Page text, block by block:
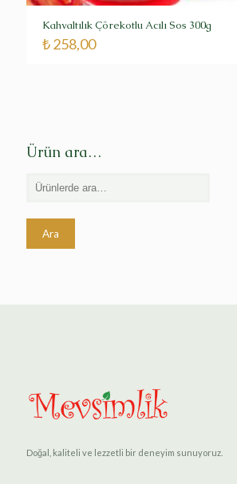
Kahvaltılık Çörekotlu Acılı Sos 300g
₺258,00
Ürün ara…
Ara
Doğal, kaliteli ve lezzetli bir deneyim sunuyoruz.